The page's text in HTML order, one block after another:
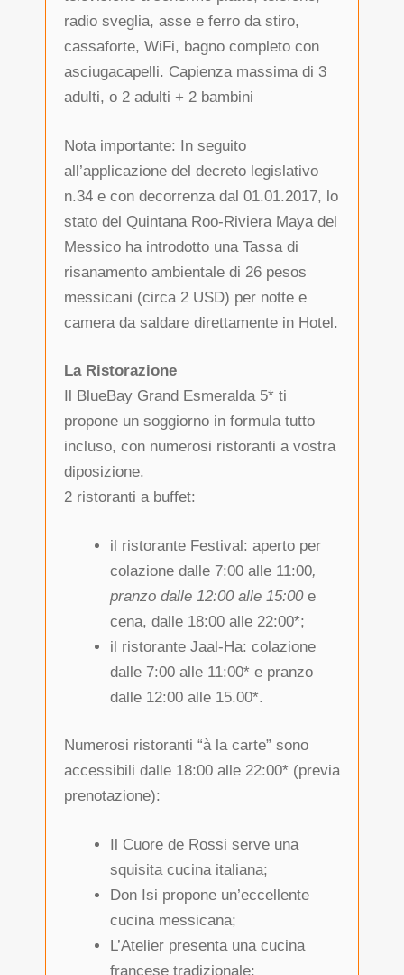
radio sveglia, asse e ferro da stiro,
cassaforte, WiFi, bagno completo con
asciugacapelli. Capienza massima di 3
adulti, o 2 adulti + 2 bambini
Nota importante: In seguito
all’applicazione del decreto legislativo
n.34 e con decorrenza dal 01.01.2017, lo
stato del Quintana Roo-Riviera Maya del
Messico ha introdotto una Tassa di
risanamento ambientale di 26 pesos
messicani (circa 2 USD) per notte e
camera da saldare direttamente in Hotel.
La Ristorazione
Il BlueBay Grand Esmeralda 5* ti
propone un soggiorno in formula tutto
incluso, con numerosi ristoranti a vostra
diposizione.
2 ristoranti a buffet:
il ristorante Festival: aperto per
colazione dalle 7:00 alle 11:00,
pranzo dalle 12:00 alle 15:00e
cena, dalle 18:00 alle 22:00*;
il ristorante Jaal-Ha: colazione
dalle 7:00 alle 11:00* e pranzo
dalle 12:00 alle 15.00*.
Numerosi ristoranti “à la carte” sono
accessibili dalle 18:00 alle 22:00* (previa
prenotazione):
Il Cuore de Rossi serve una
squisita cucina italiana;
Don Isi propone un’eccellente
cucina messicana;
L’Atelier presenta una cucina
francese tradizionale;